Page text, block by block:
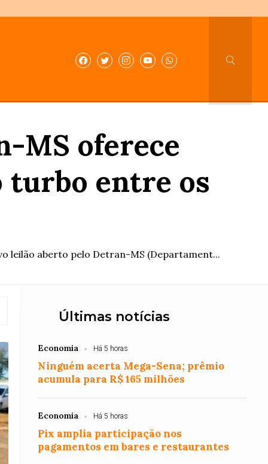
MS oferece
turbo entre os
leilão aberto pelo Detran-MS (Departament...
Últimas notícias
Economia Há 5 horas
Ninguém acerta Mega-Sena; prêmio
acumula para R$ 165 milhões
Economia Há 5 horas
Pix amplia participação nos
pagamentos em bares e restaurantes